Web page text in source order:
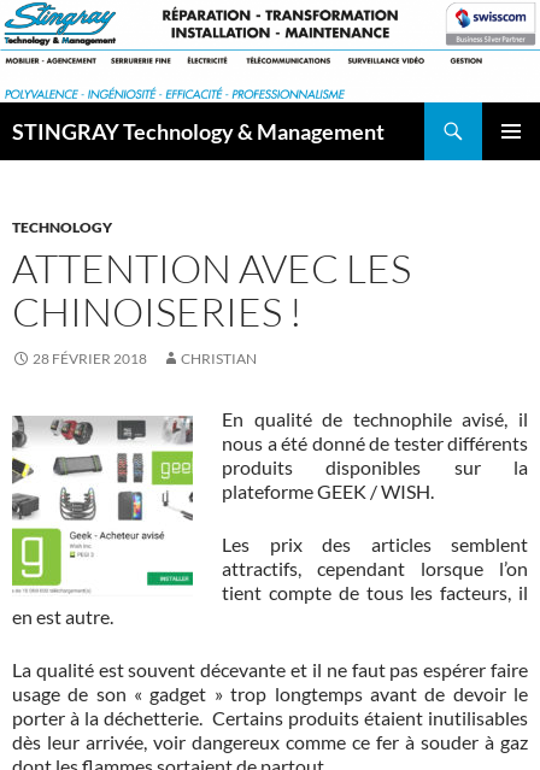
Aller
au
contenu
STINGRAY Technology & Management
TECHNOLOGY
ATTENTION AVEC LES
CHINOISERIES !
28 FÉVRIER 2018 CHRISTIAN
En qualité de technophile avisé, il
nous a été donné de tester différents
produits disponibles sur la
plateforme GEEK / WISH.
Les prix des articles semblent
attractifs, cependant lorsque l’on
tient compte de tous les facteurs, il
en est autre.
La qualité est souvent décevante et il ne faut pas espérer faire
usage de son « gadget » trop longtemps avant de devoir le
porter à la déchetterie. Certains produits étaient inutilisables
dès leur arrivée, voir dangereux comme ce fer à souder à gaz